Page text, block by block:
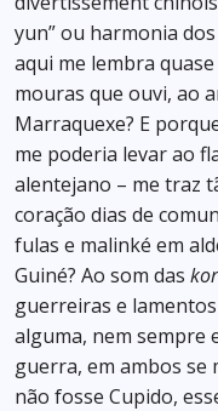
yun” ou harmonia
aqui me lembra
mouras que ouvi, ao
Marraquexe? E
me poderia levar ao
alentejano – me traz
coração dias de
fulas e malinké em
Guiné? Ao som das
guerreiras e
alguma, nem sempre
guerra, em ambos se
não fosse Cupido,